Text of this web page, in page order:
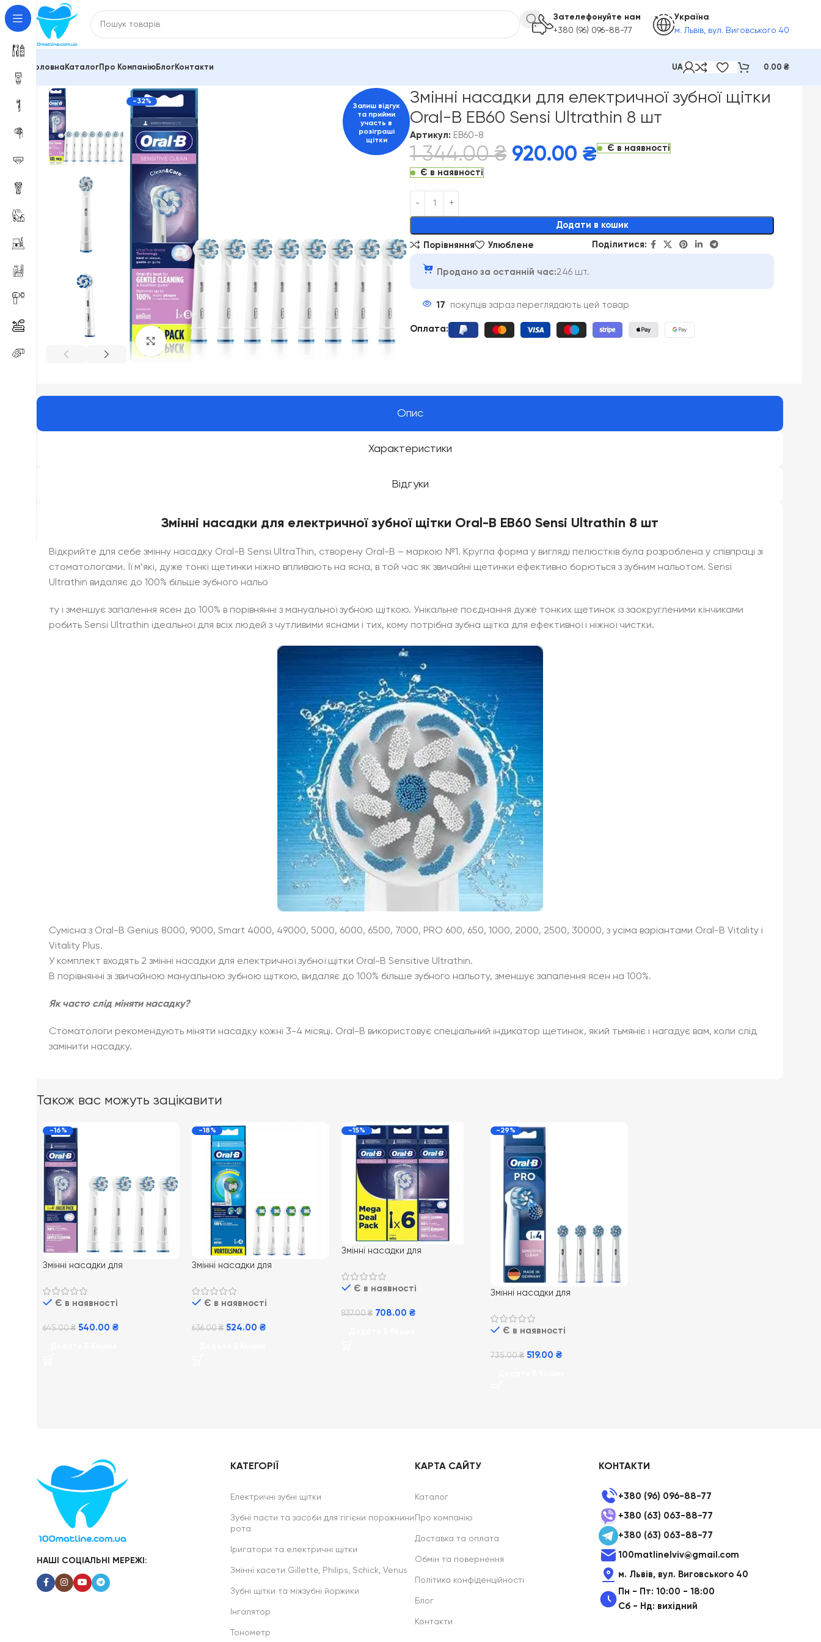
Зателефонуйте нам
+380 (96) 096-88-77
Україна
м. Львів, вул. Виговського 40
Головна КаталогПро КомпаніюБлогКонтакти UA 0.00 ₴
-32%
Click to enlarge
Залиш відгук
та прийми
участь в
розіграші
щітки
Змінні насадки для електричної зубної щітки
Oral-B EB60 Sensi Ultrathin 8 шт
Артикул: EB60-8
1 344.00₴ 920.00 ₴ Є в наявності
Є в наявності
Додати в кошик
Alternative:
Порівняння Улюблене Поділитися:
Продано за останній час:246 шт.
17 покупців зараз переглядають цей товар
Оплата:
Опис
Характеристики
Відгуки
Змінні насадки для електричної зубної щітки Oral-B EB60 Sensi Ultrathin 8 шт
Відкрийте для себе змінну насадку Oral-B Sensi UltraThin, створену Oral-B – маркою №1. Кругла форма у вигляді пелюстків була розроблена у співпраці зі
стоматологами. Її м’які, дуже тонкі щетинки ніжно впливають на ясна, в той час як звичайні щетинки ефективно борються з зубним нальотом. Sensi
Ultrathin видаляє до 100% більше зубного нальо
ту і зменшує запалення ясен до 100% в порівнянні з мануальної зубною щіткою. Унікальне поєднання дуже тонких щетинок із заокругленими кінчиками
робить Sensi Ultrathin ідеальної для всіх людей з чутливими яснами і тих, кому потрібна зубна щітка для ефективної і ніжної чистки.
Сумісна з Oral-B Genius 8000, 9000, Smart 4000, 49000, 5000, 6000, 6500, 7000, PRO 600, 650, 1000, 2000, 2500, 30000, з усіма варіантами Oral-B Vitality і
Vitality Plus.
У комплект входять 2 змінні насадки для електричної зубної щітки Oral-B Sensitive Ultrathin.
В порівнянні зі звичайною мануальною зубною щіткою, видаляє до 100% більше зубного нальоту, зменшує запалення ясен на 100%.
Як часто слід міняти насадку?
Стоматологи рекомендують міняти насадку кожні 3-4 місяці. Oral-B використовує спеціальний індикатор щетинок, який тьмяніє і нагадує вам, коли слід
замінити насадку.
Також вас можуть зацікавити
-16%
Змінні насадки для
B Sensitive Clean 4 шт
Є в наявності
645.00₴ 540.00 ₴
-18%
Змінні насадки для
B EB20 Precision Clean 4 шт
Є в наявності
636.00₴ 524.00₴
-15%
Змінні насадки для
B EB60 Sensi Ultrathin 6 шт
Є в наявності
837.00₴ 708.00 ₴
-29%
Змінні насадки для
B EB60RX PRO Sensitive Clean
4 штЄ в наявності
735.00₴ 519.00₴
НАШІ СОЦІАЛЬНІ МЕРЕЖІ:
КАТЕГОРІЇ
Електричні зубні щітки
Зубні пасти та засоби для гігієни порожнини
рота
Іригатори та електричні щітки
Змінні касети Gillette, Philips, Schick, Venus
Зубні щітки та міжзубні йоржики
Інгалятор
Тонометр
КАРТА САЙТУ
Каталог
Про компанію
Доставка та оплата
Обмін та повернення
Політика конфіденційності
Блог
Контакти
КОНТАКТИ
+380 (96) 096-88-77
+380 (63) 063-88-77
+380 (63) 063-88-77
100matlinelviv@gmail.com
м. Львів, вул. Виговського 40
Пн - Пт: 10:00 - 18:00
Сб - Нд: вихідний